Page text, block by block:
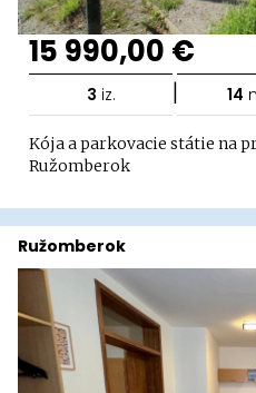
15 990,00 €
3 iz. | 14
Kója a parkovacie státie na
Ružomberok
Ružomberok